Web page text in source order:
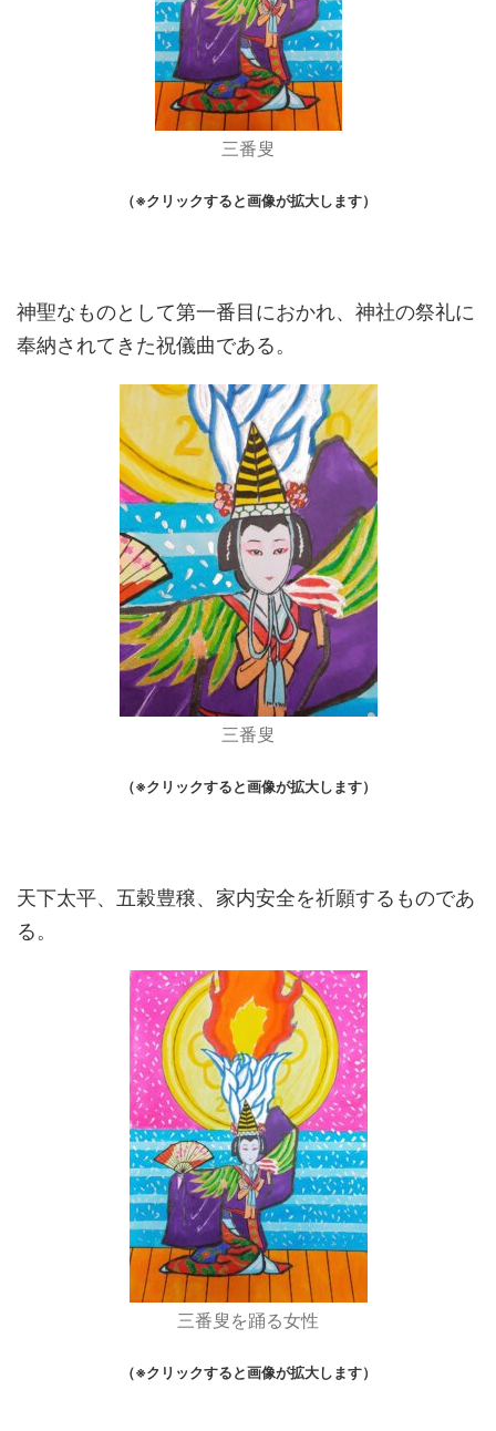
三番叟
（※クリックすると画像が拡大します）
神聖なものとして第一番目におかれ、神社の祭礼に
奉納されてきた祝儀曲である。
三番叟
（※クリックすると画像が拡大します）
天下太平、五穀豊穣、家内安全を祈願するものであ
る。
三番叟を踊る女性
（※クリックすると画像が拡大します）